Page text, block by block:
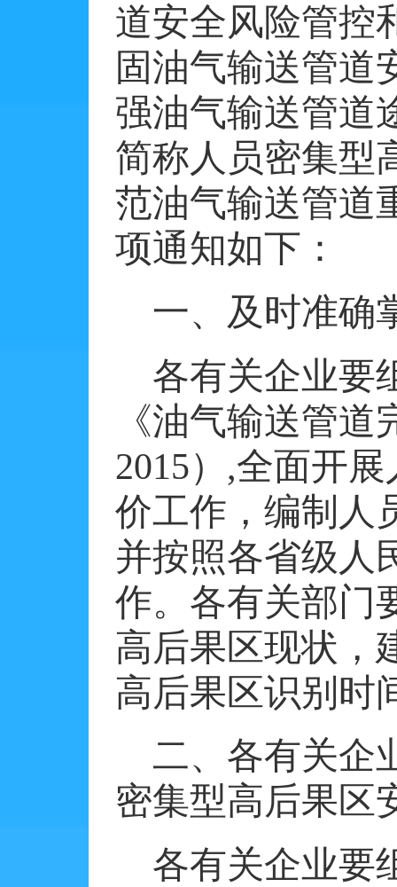
道安全风险管控
固油气输送管道
强油气输送管道
简称人员密集型
范油气输送管道
项通知如下：
一、及时准确
各有关企业要
《油气输送管
2015） ,全面开
价工作，编制人
并按照各省级人
作。各有关部门
高后果区现状，
高后果区识别时
二、各有关企
密集型高后果区
各有关企业要